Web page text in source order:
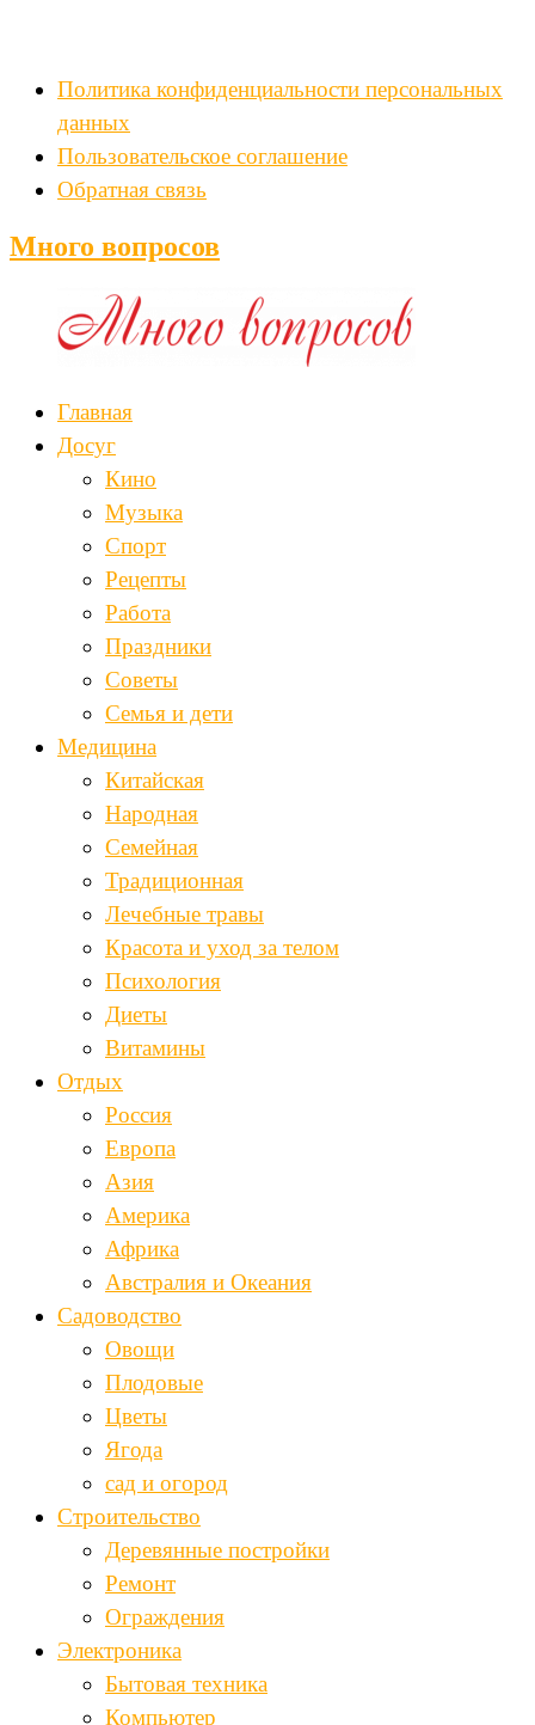
Политика конфиденциальности персональных
данных
Пользовательское соглашение
Обратная связь
Много вопросов
Главная
Досуг
Кино
Музыка
Спорт
Рецепты
Работа
Праздники
Советы
Семья и дети
Медицина
Китайская
Народная
Семейная
Традиционная
Лечебные травы
Красота и уход за телом
Психология
Диеты
Витамины
Отдых
Россия
Европа
Азия
Америка
Африка
Австралия и Океания
Садоводство
Овощи
Плодовые
Цветы
Ягода
сад и огород
Строительство
Деревянные постройки
Ремонт
Ограждения
Электроника
Бытовая техника
Компьютер